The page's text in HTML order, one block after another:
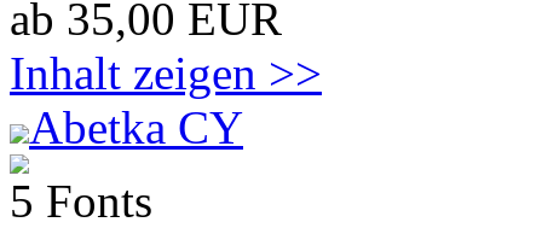
ab 35,00 EUR
Inhalt zeigen >>
Abetka CY
5 Fonts